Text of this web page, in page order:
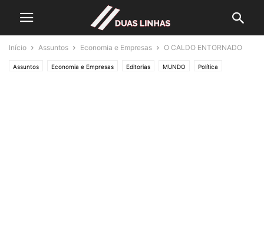
Início Assuntos Economia e Empresas O CALDO ENTORNADO
Assuntos Economia e Empresas Editorias MUNDO Política